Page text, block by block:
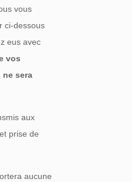
vous
ci-dessous
eus avec
vos
ne sera
aux
prise de
aucune